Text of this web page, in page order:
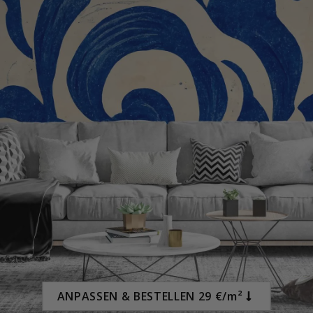
Special
Price
22,00 €
ANPASSEN & BESTELLEN 29 €/m²